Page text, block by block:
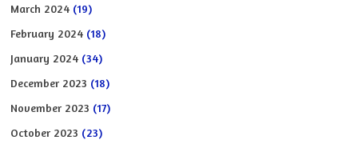
March 2024 (19)
February 2024 (18)
January 2024 (34)
December 2023 (18)
November 2023 (17)
October 2023 (23)